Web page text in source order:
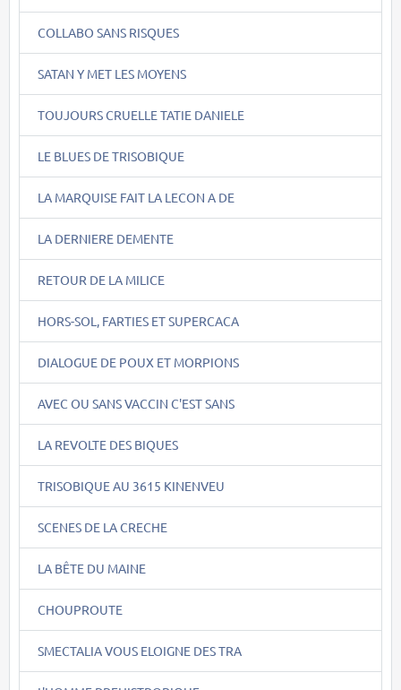
COLLABO SANS RISQUES
SATAN Y MET LES MOYENS
TOUJOURS CRUELLE TATIE DANIELE
LE BLUES DE TRISOBIQUE
LA MARQUISE FAIT LA LECON A DE
LA DERNIERE DEMENTE
RETOUR DE LA MILICE
HORS-SOL, FARTIES ET SUPERCACA
DIALOGUE DE POUX ET MORPIONS
AVEC OU SANS VACCIN C'EST SANS
LA REVOLTE DES BIQUES
TRISOBIQUE AU 3615 KINENVEU
SCENES DE LA CRECHE
LA BÊTE DU MAINE
CHOUPROUTE
SMECTALIA VOUS ELOIGNE DES TRA